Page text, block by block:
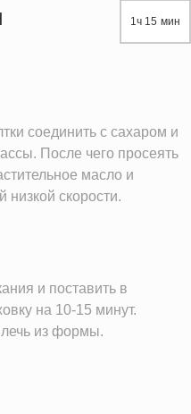
г
мг
мг
мкг
1ч 15 мин
соединить с сахаром и
После чего просеять
масло и
скорости.
и поставить в
на 10-15 минут.
из формы.